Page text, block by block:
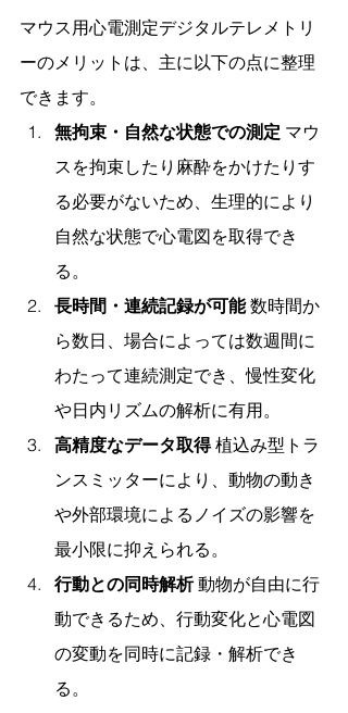
マウス用心電測定デジタルテレメトリ
ーのメリットは、主に以下の点に整理
できます。
無拘束・自然な状態での測定 マウ
スを拘束したり麻酔をかけたりす
る必要がないため、生理的により
自然な状態で心電図を取得でき
る。
長時間・連続記録が可能 数時間か
ら数日、場合によっては数週間に
わたって連続測定でき、慢性変化
や日内リズムの解析に有用。
高精度なデータ取得 植込み型トラ
ンスミッターにより、動物の動き
や外部環境によるノイズの影響を
最小限に抑えられる。
行動との同時解析 動物が自由に行
動できるため、行動変化と心電図
の変動を同時に記録・解析でき
る。